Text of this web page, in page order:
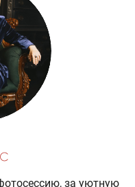
за уютную